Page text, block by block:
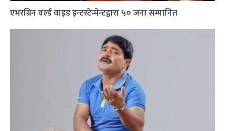
एभरग्रिन वर्ल्ड वाइड इन्टरटेन्मेन्टद्वारा ५० जना सम्मानित